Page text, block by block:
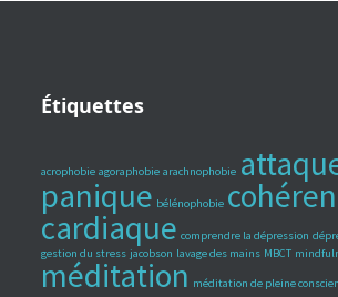
Étiquettes
acrophobie agoraphobie arachnophobie
panique bélénophobie
cardiaque comprendre la dépression
gestion du stress jacobson lavage des mains MBCT
méditation méditation de pleine